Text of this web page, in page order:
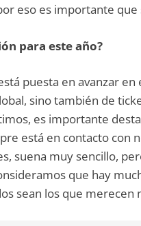
eso es importante
para este año?
puesta en avanzar
sino también de
es importante
está en contacto con
suena muy sencillo,
que hay
sean los que merecen